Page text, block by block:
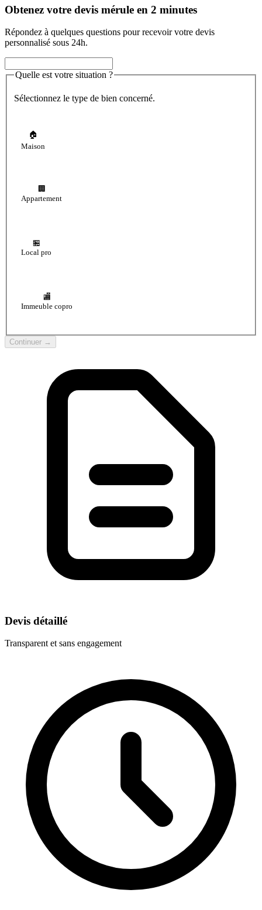
Obtenez votre devis mérule en 2 minutes
Répondez à quelques questions pour recevoir votre devis
personnalisé sous 24h.
Quelle est votre situation ?
Sélectionnez le type de bien concerné.
🏠
Maison
🏢
Appartement
🏪
Local pro
🏬
Immeuble copro
Continuer →
Devis détaillé
Transparent et sans engagement